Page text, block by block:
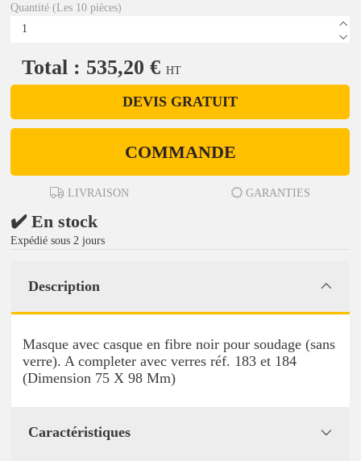
Quantité (Les 10 pièces)
Total : 535,20 € HT
DEVIS GRATUIT
COMMANDE
LIVRAISON GARANTIES
✔️ En stock
Expédié sous 2 jours
Description
Masque avec casque en fibre noir pour soudage (sans
verre). A completer avec verres réf. 183 et 184
(Dimension 75 X 98 Mm)
Caractéristiques